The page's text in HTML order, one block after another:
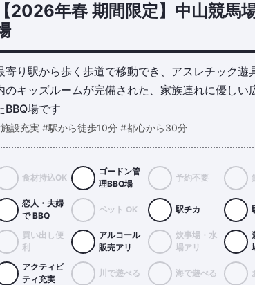
【2026年春 期間限定】中山競馬
寄り駅から歩く歩道で移動でき、アスレチック遊
のキッズルームが完備された、家族連れに優しい
BBQ場です
設充実 #駅から徒歩10分 #都心から30分
食材持込OK
ゴードン管
理BBQ場
予約不要
恋人・夫婦
で BBQ
ペット OK 駅チカ
買い出し便
利
アルコール
販売アリ
炊事場・水
場アリ
アクティビ
ティ充実
川で遊べる 海で遊べる